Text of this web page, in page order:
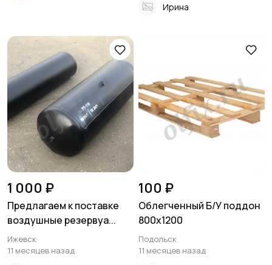
Ирина
1 000 ₽
Предлагаем к поставке
воздушные резервуа...
Ижевск
11 месяцев назад
100 ₽
Облегченный Б/У поддон
800х1200
Подольск
11 месяцев назад